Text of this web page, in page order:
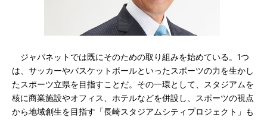
ジャパネットでは既にそのための取り組みを始めている。1つ
は、サッカーやバスケットボールといったスポーツの力を生かし
たスポーツ立県を目指すことだ。その一環として、スタジアムを
核に商業施設やオフィス、ホテルなどを併設し、スポーツの視点
から地域創生を目指す「長崎スタジアムシティプロジェクト」も